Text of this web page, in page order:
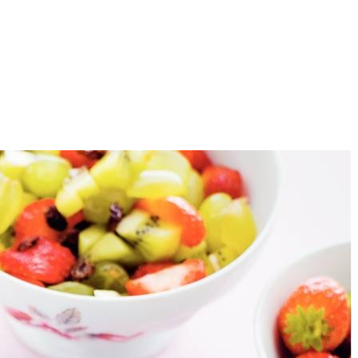
de banaan en peer tegen te gaan.